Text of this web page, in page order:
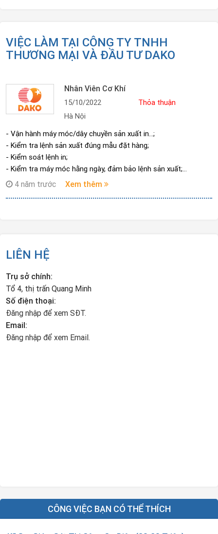
VIỆC LÀM TẠI CÔNG TY TNHH
THƯƠNG MẠI VÀ ĐẦU TƯ DAKO
Nhân Viên Cơ Khí
15/10/2022
Thỏa thuận
Hà Nội
- Vận hành máy móc/dây chuyền sản xuất in…;
- Kiểm tra lệnh sản xuất đúng mẫu đặt hàng;
- Kiểm soát lệnh in;
- Kiểm tra máy móc hằng ngày, đảm bảo lệnh sản xuất;
- Sửa chữa/bảo dưỡng máy móc định kì;
4 năm trước Xem thêm
LIÊN HỆ
Trụ sở chính:
Tổ 4, thị trấn Quang Minh
Số điện thoại:
Đăng nhập để xem SĐT.
Email:
Đăng nhập để xem Email.
CÔNG VIỆC BẠN CÓ THỂ THÍCH